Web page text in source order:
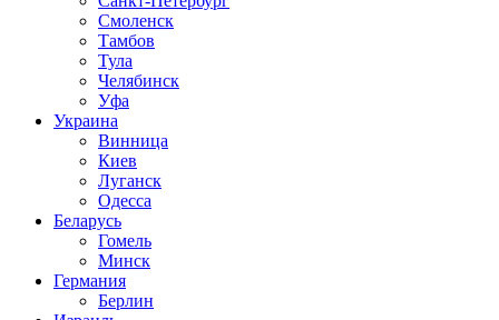
Смоленск
Тамбов
Тула
Челябинск
Уфа
Украина
Винница
Киев
Луганск
Одесса
Беларусь
Гомель
Минск
Германия
Берлин